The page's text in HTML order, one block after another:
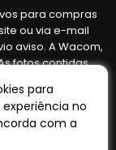
para compras
ou via e-mail
aviso. A Wacom,
fotos contidas
Ofertas
sujeitas à
para
no
com a